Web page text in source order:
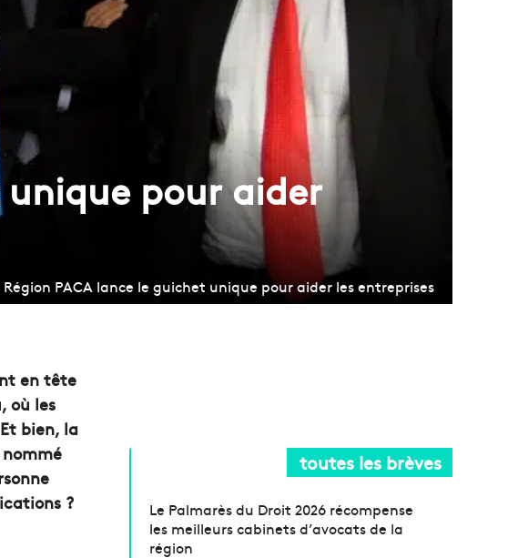
unique pour aider
Région PACA lance le guichet unique pour aider les entreprises
en tête
où les
bien, la
?
toutes les brèves
Le Palmarès du Droit 2026 récompense
les meilleurs cabinets d’avocats de la
région